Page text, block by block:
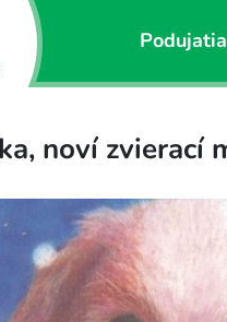
Podujatia
noví zvierací